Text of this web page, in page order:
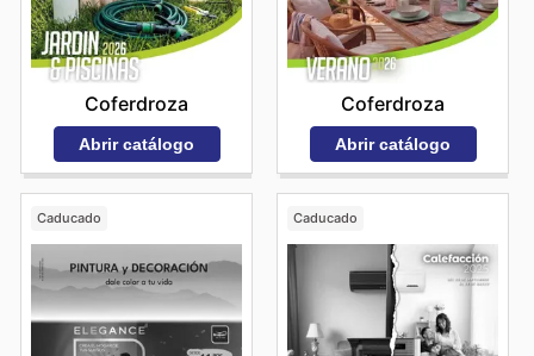
Coferdroza
Abrir catálogo
Coferdroza
Abrir catálogo
Caducado Caducado